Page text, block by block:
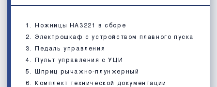
Ножницы НА3221 в сборе
Электрошкаф с устройством плавного пуска
Педаль управления
Пульт управления с УЦИ
Шприц рычажно-плунжерный
Комплект технической документации